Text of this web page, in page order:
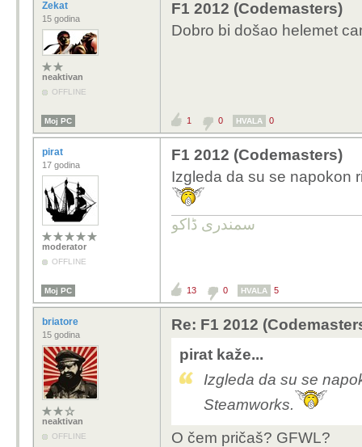
Zekat
15 godina
neaktivan
OFFLINE
F1 2012 (Codemasters)
Dobro bi došao helemet
Moj PC 1 0 HVALA 0
pirat
17 godina
moderator
OFFLINE
F1 2012 (Codemasters)
Izgleda da su se napokon
سمندری ڈاکو
Moj PC 13 0 HVALA 5
briatore
15 godina
neaktivan
OFFLINE
Re: F1 2012
pirat kaže...
Izgleda da su se
Steamworks.
O čem pričaš? GFWL?